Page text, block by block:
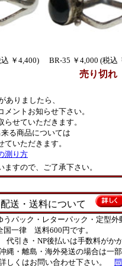
￥4,400)
BR-35 ￥4,000 (税込
売り切れ
ありましたら、
ントお知らせ下さい。
せていただきます。
る商品については
いただきます。
測り方
すので、ご了承下さい。
送・送料について
うパック・レターパック・定型外
国一律 送料600円です。
引き・NP後払いは手数料がか
縄・離島・海外発送の場合は一
しくはお問い合わせ下さい。